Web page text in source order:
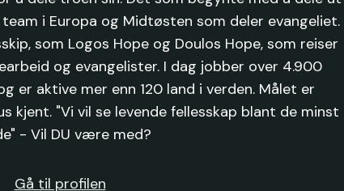
i Europa og Midtøsten som deler evangeliet.
som Logos Hope og Doulos Hope, som reiser
og evangelister. I dag jobber over 4.900
er aktive mer enn 120 land i verden. Målet er
kjent. "Vi vil se levende fellesskap blant de minst
- Vil DU være med?
Gå til profilen